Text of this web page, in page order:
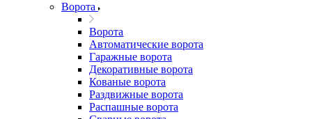
Ворота
Ворота
Автоматические ворота
Гаражные ворота
Декоративные ворота
Кованые ворота
Раздвижные ворота
Распашные ворота